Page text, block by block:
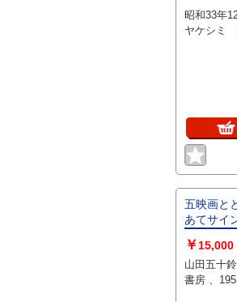
昭和33年
ヤケシミ
五映画と
あてサイ
￥ 15,000
山田五十鈴 、三一